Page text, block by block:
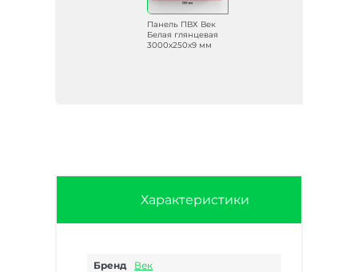
Панель ПВХ Век
Белая глянцевая
3000х250х9 мм
Характеристики
Бренд Век